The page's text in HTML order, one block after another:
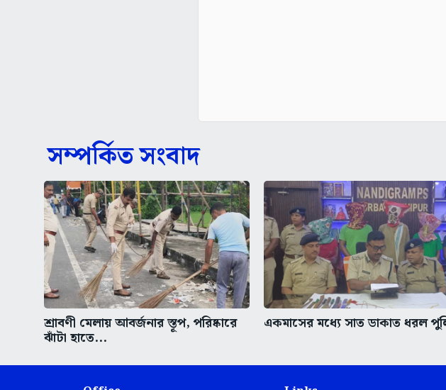
শ্রাবণী মেলায় আবর্জনার স্তূপ, পরিষ্কারে
ঝাঁটা হাতে...
একমাসের মধ্যে সাত ডাকাত ধরল
Office
6, J.B.S. Haldane Avenue,
Links
Home